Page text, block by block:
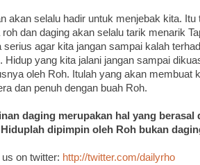
akan selalu hadir untuk menjebak kita.
roh dan daging akan selalu tarik menarik
serius agar kita jangan sampai kalah
Hidup yang kita jalani jangan sampai
oleh Roh. Itulah yang akan membuat
dan penuh dengan buah Roh.
daging merupakan hal yang berasal
dipimpin oleh Roh bukan
us on twitter: http://twitter.com/dailyrho